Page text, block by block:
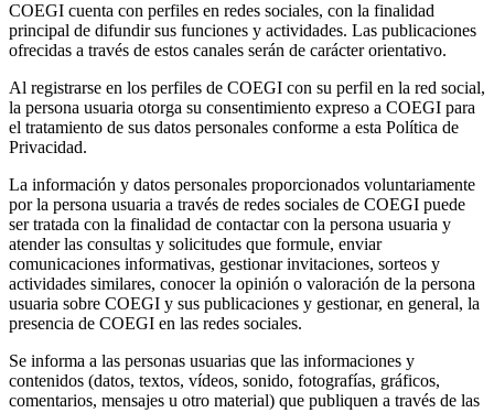
COEGI cuenta con perfiles en redes sociales, con la finalidad
principal de difundir sus funciones y actividades. Las publicaciones
ofrecidas a través de estos canales serán de carácter orientativo.
Al registrarse en los perfiles de COEGI con su perfil en la red social,
la persona usuaria otorga su consentimiento expreso a COEGI para
el tratamiento de sus datos personales conforme a esta Política de
Privacidad.
La información y datos personales proporcionados voluntariamente
por la persona usuaria a través de redes sociales de COEGI puede
ser tratada con la finalidad de contactar con la persona usuaria y
atender las consultas y solicitudes que formule, enviar
comunicaciones informativas, gestionar invitaciones, sorteos y
actividades similares, conocer la opinión o valoración de la persona
usuaria sobre COEGI y sus publicaciones y gestionar, en general, la
presencia de COEGI en las redes sociales.
Se informa a las personas usuarias que las informaciones y
contenidos (datos, textos, vídeos, sonido, fotografías, gráficos,
comentarios, mensajes u otro material) que publiquen a través de las